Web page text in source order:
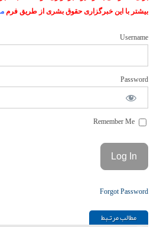
بیشتر با این خبرگزاری حقوق بشری از طریق فرم
Username
Password
Forgot Password
مطالب مرتـبط